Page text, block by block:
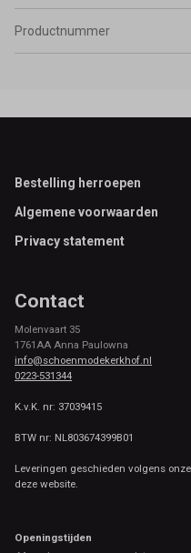
Productnummer
Footer
Bestelling herroepen
Algemene voorwaarden
Privacy statement
Contact
Molenvaart 35
1761AA Anna Paulowna
info@schoenmodekerkhof.nl
0223-531344
K.v.K. nr: 37039415
BTW nr: NL803674399B01
Leveringen geschieden volgens
deze website.
Openingstijden